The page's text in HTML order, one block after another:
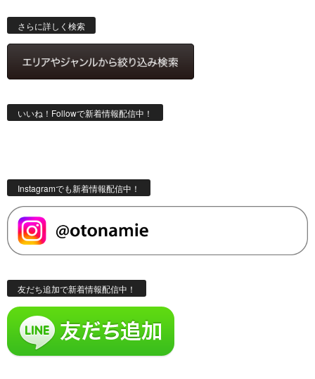
索
さらに詳しく検索
いいね！Followで新着情報配信中！
Instagramでも新着情報配信中！
友だち追加で新着情報配信中！